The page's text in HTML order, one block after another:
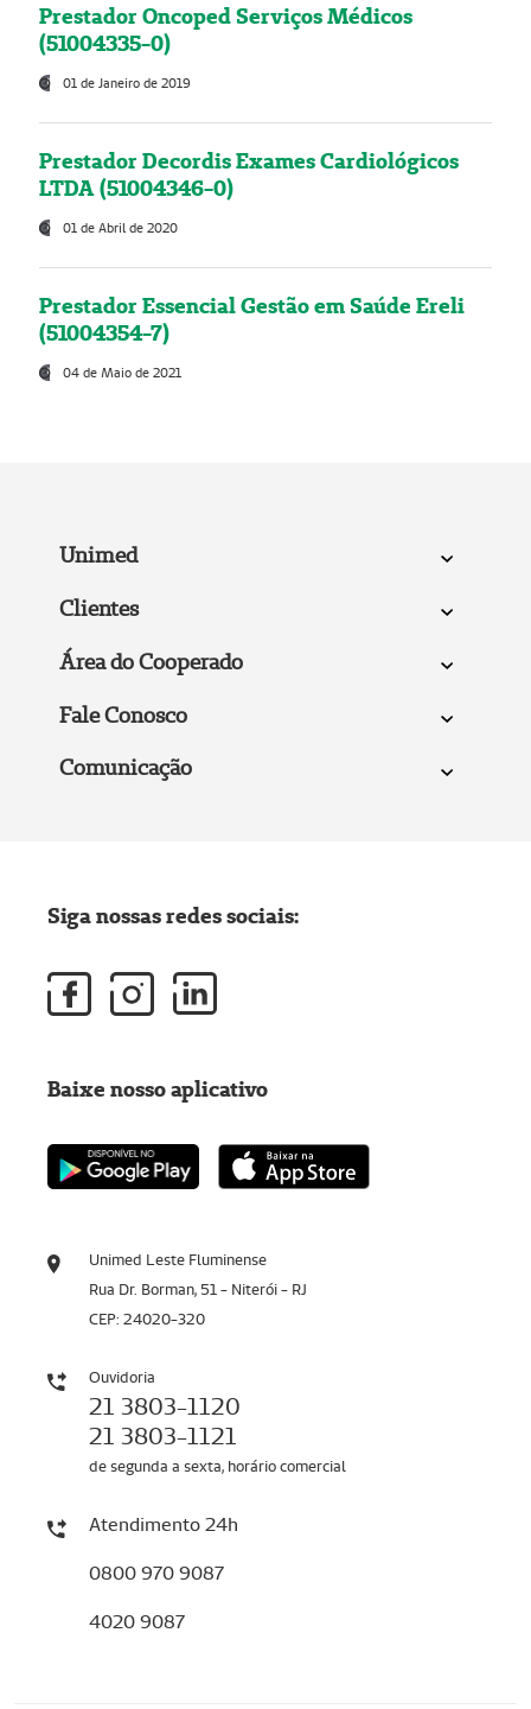
Prestador Oncoped Serviços Médicos
(51004335-0)
01 de Janeiro de 2019
Prestador Decordis Exames Cardiológicos
LTDA (51004346-0)
01 de Abril de 2020
Prestador Essencial Gestão em Saúde Ereli
(51004354-7)
04 de Maio de 2021
Unimed
Clientes
Área do Cooperado
Fale Conosco
Comunicação
Unimed Leste Fluminense
Rua Dr. Borman, 51 - Niterói - RJ
CEP: 24020-320
Ouvidoria
21 3803-1120
21 3803-1121
de segunda a sexta, horário comercial
Atendimento 24h
0800 970 9087
4020 9087
Siga nossas redes sociais:
Baixe nosso aplicativo